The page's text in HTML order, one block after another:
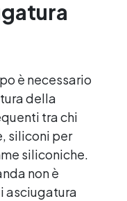
sfera
cuore in
See all
è necessario
della
tra chi
siliconi per
siliconiche.
non è
asciugatura